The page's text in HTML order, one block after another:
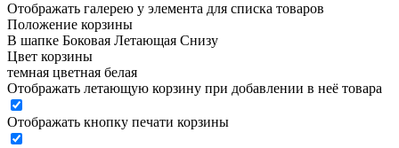
Отображать галерею у элемента для списка товаров
Положение корзины
В шапке Боковая Летающая Снизу
Цвет корзины
темная цветная белая
Отображать летающую корзину при добавлении в неё товара
Отображать кнопку печати корзины